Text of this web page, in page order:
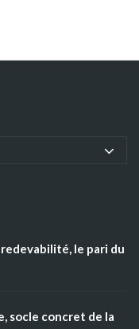
le pari du
socle concret de la